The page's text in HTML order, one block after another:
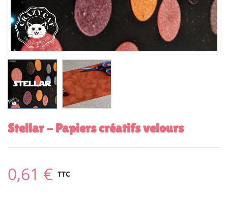
Stellar - Papiers créatifs velours
0,61 € TTC